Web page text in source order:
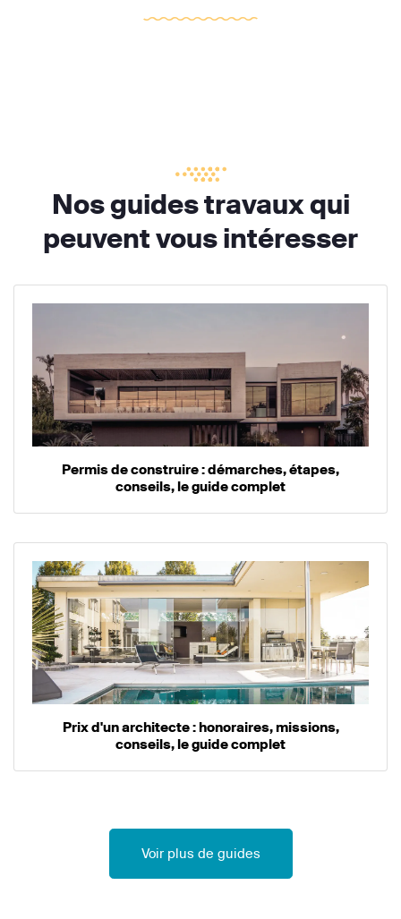
Nos guides travaux qui
peuvent vous intéresser
Permis de construire : démarches, étapes,
conseils, le guide complet
Prix d'un architecte : honoraires, missions,
conseils, le guide complet
Voir plus de guides